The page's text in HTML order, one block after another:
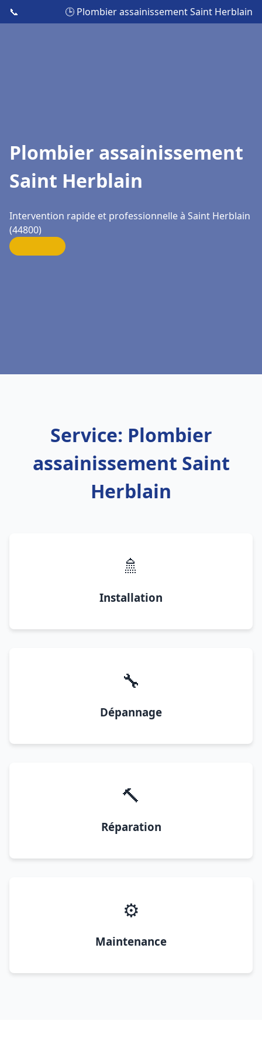
📞 🕒 Plombier assainissement Saint Herblain
Plombier assainissement
Saint Herblain
Intervention rapide et professionnelle à Saint Herblain
(44800)
Service: Plombier
assainissement Saint
Herblain
🚿
Installation
🔧
Dépannage
🔨
Réparation
⚙️
Maintenance